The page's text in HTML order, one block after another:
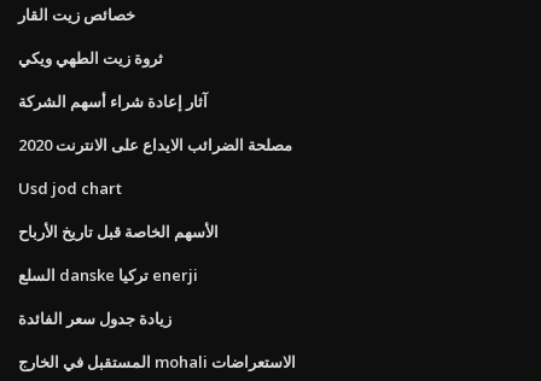
خصائص زيت القار
ثروة زيت الطهي ويكي
آثار إعادة شراء أسهم الشركة
مصلحة الضرائب الايداع على الانترنت 2020
Usd jod chart
الأسهم الخاصة قبل تاريخ الأرباح
السلع danske تركيا enerji
زيادة جدول سعر الفائدة
المستقبل في الخارج mohali الاستعراضات